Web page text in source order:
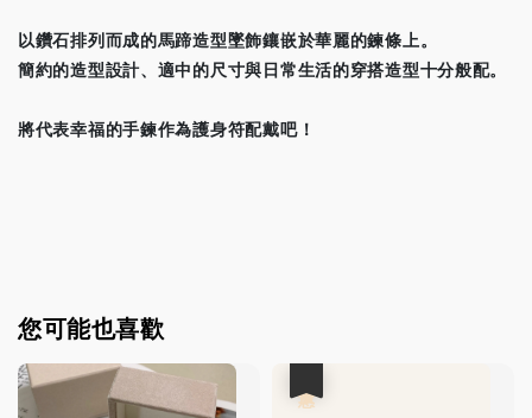
以鑽石排列而成的馬蹄造型墜飾鑲嵌於華麗的鍊條上。
簡約的造型設計、適中的尺寸與日常生活的穿搭造型十分般配。
將代表幸福的手鍊作為護身符配戴吧！
您可能也喜歡